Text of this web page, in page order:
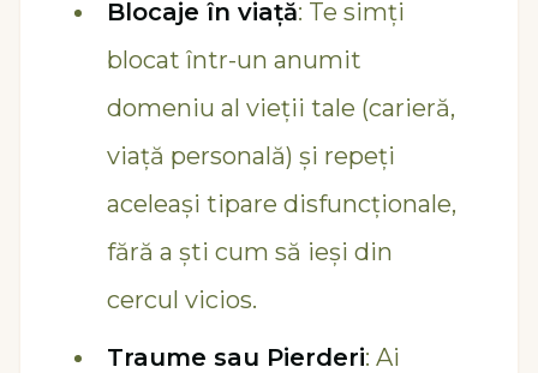
Blocaje în viață: Te simți
blocat într-un anumit
domeniu al vieții tale (carieră,
viață personală) și repeți
aceleași tipare disfuncționale,
fără a ști cum să ieși din
cercul vicios.
Traume sau Pierderi: Ai